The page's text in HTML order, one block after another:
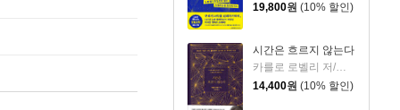
19,800원 (10% 할인)
시간은 흐르지 않는다
카를로 로벨리 저/이중원 역
14,400원 (10% 할인)